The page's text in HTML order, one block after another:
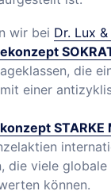
wir bei Dr. Lux
die
einer
STARKE
die viele
können.